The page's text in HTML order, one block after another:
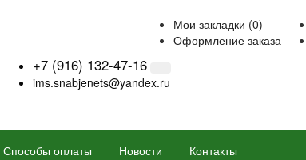
Мои закладки (0)
Оформление заказа
+7 (916) 132-47-16
ims.snabjenets@yandex.ru
Способы оплаты Новости Контакты